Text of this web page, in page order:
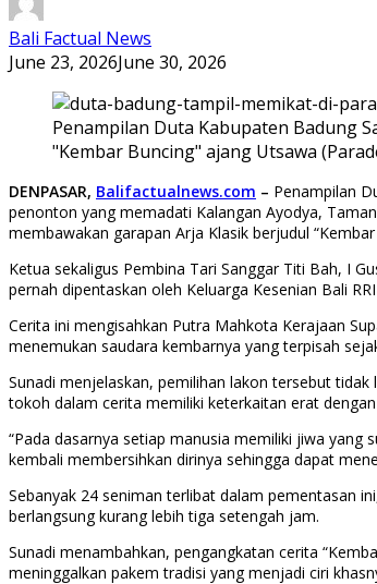
Bali Factual News
June 23, 2026June 30, 2026
Penampilan Duta Kabupaten Badung
"Kembar Buncing" ajang Utsawa
DENPASAR, Balifactualnews.com – Penampilan
penonton yang memadati Kalangan Ayodya,
membawakan garapan Arja Klasik berjudul
Ketua sekaligus Pembina Tari Sanggar Titi Bah, I
pernah dipentaskan oleh Keluarga Kesenian Bali
Cerita ini mengisahkan Putra Mahkota Kerajaan
menemukan saudara kembarnya yang terpisah
Sunadi menjelaskan, pemilihan lakon tersebut
tokoh dalam cerita memiliki keterkaitan erat
“Pada dasarnya setiap manusia memiliki jiwa
kembali membersihkan dirinya sehingga dapat
Sebanyak 24 seniman terlibat dalam pementasan
berlangsung kurang lebih tiga setengah jam.
Sunadi menambahkan, pengangkatan cerita
meninggalkan pakem tradisi yang menjadi ciri